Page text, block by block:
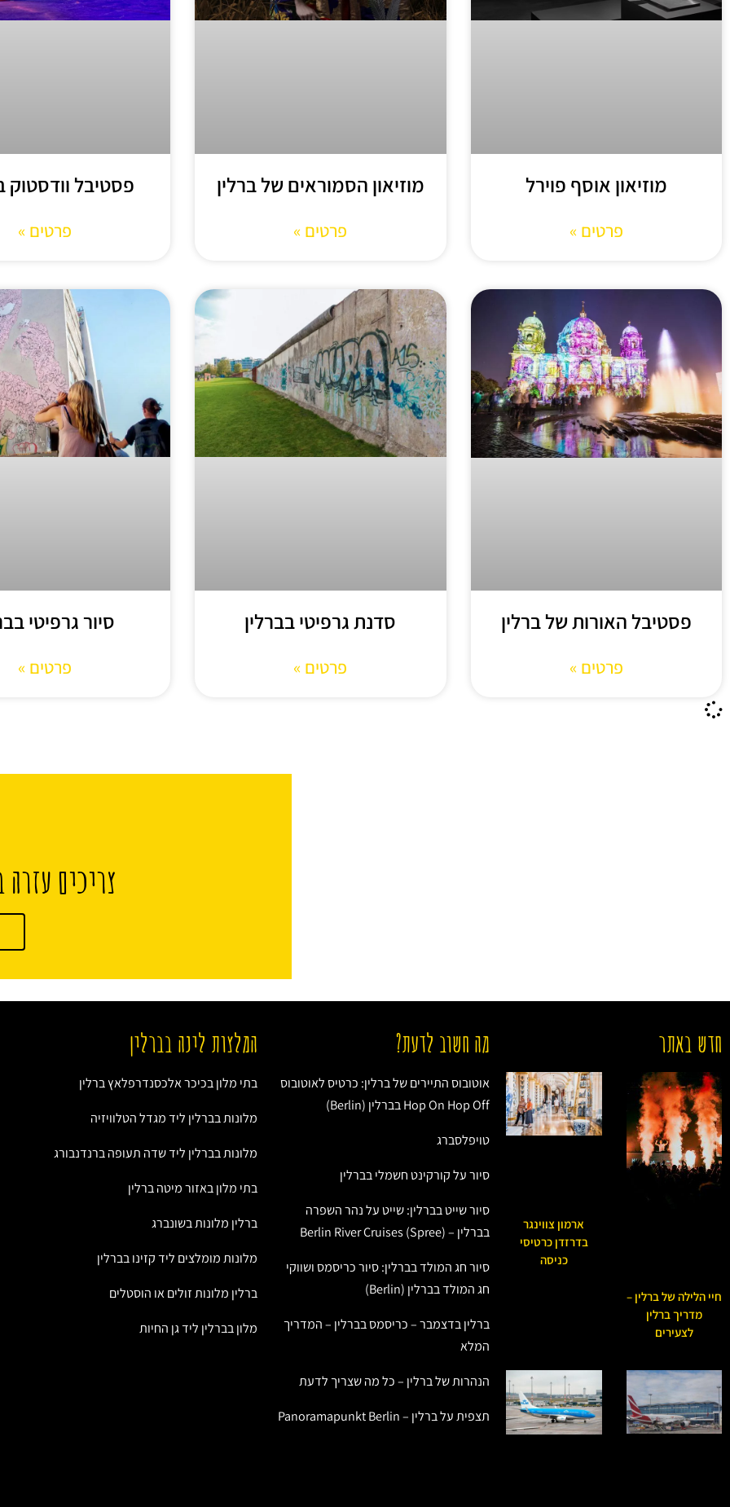
מוזיאון אוסף פוירל
פרטים »
מוזיאון הסמוראים של ברלין
פרטים »
פסטיבל וודסטוק
פרטים »
פסטיבל האורות של ברלין
פרטים »
סדנת גרפיטי בברלין
פרטים »
סיור גרפיטי
פרטים »
צריכים עזרה
חדש באתר
חיי הלילה של ברלין –
מדריך ברלין
לצעירים
ארמון צווינגר
בדרזדן כרטיסי
כניסה
מה חשוב לדעת?
אוטובוס התיירים של ברלין: כרטיס לאוטובוס
Hop On Hop Off בברלין (Berlin)
טויפלסברג
סיור על קורקינט חשמלי בברלין
סיור שייט בברלין: שייט על נהר השפרה
בברלין – Berlin River Cruises (Spree)
סיור חג המולד בברלין: סיור כריסמס ושווקי
חג המולד בברלין (Berlin)
ברלין בדצמבר – כריסמס בברלין – המדריך
המלא
הנהרות של ברלין – כל מה שצריך לדעת
תצפית על ברלין – Panoramapunkt Berlin
המלצות לינה בברלין
בתי מלון בכיכר אלכסנדרפלאץ ברלין
מלונות בברלין ליד מגדל הטלוויזיה
מלונות בברלין ליד שדה תעופה ברנדנבורג
בתי מלון באזור מיטה ברלין
ברלין מלונות בשונברג
מלונות מומלצים ליד קזינו בברלין
ברלין מלונות זולים או הוסטלים
מלון בברלין ליד גן החיות